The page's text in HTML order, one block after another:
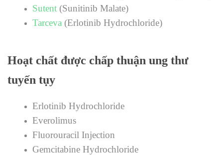
Sutent (Sunitinib Malate)
Tarceva (Erlotinib Hydrochloride)
Hoạt chất được chấp thuận ung thư
tuyến tụy
Erlotinib Hydrochloride
Everolimus
Fluorouracil Injection
Gemcitabine Hydrochloride